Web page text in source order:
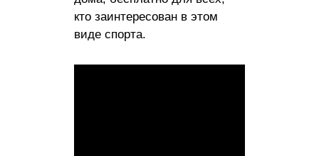
кто заинтересован в этом
виде спорта.